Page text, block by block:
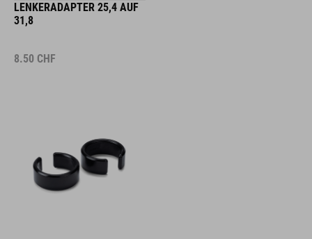
LENKERADAPTER 25,4 AUF
31,8
8.50 CHF